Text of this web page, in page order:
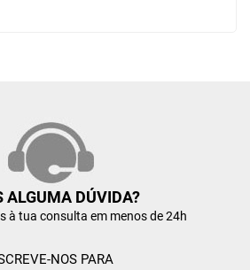
ALGUMA DÚVIDA?
à tua consulta em menos de 24h
NOS PARA